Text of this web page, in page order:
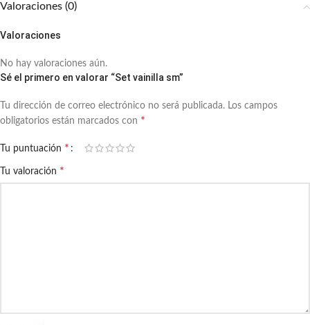
Valoraciones (0)
Valoraciones
No hay valoraciones aún.
Sé el primero en valorar “Set vainilla sm”
Tu dirección de correo electrónico no será publicada. Los campos
obligatorios están marcados con *
Tu puntuación *
Tu valoración *